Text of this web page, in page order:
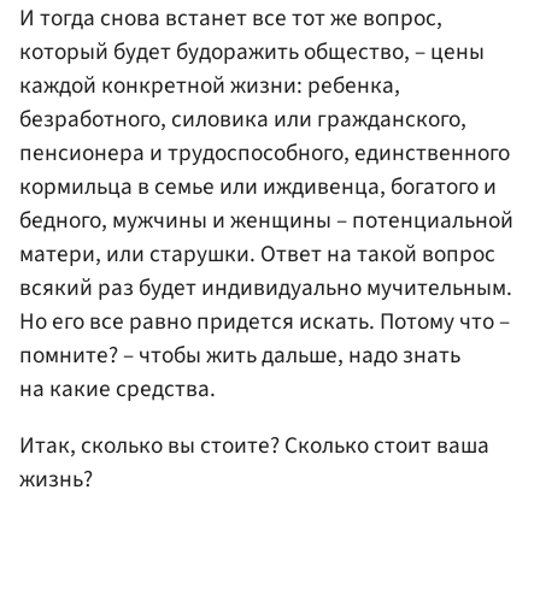
И тогда снова встанет все тот же вопрос,
который будет будоражить общество, – цены
каждой конкретной жизни: ребенка,
безработного, силовика или гражданского,
пенсионера и трудоспособного, единственного
кормильца в семье или иждивенца, богатого и
бедного, мужчины и женщины – потенциальной
матери, или старушки. Ответ на такой вопрос
всякий раз будет индивидуально мучительным.
Но его все равно придется искать. Потому что –
помните? – чтобы жить дальше, надо знать
на какие средства.
Итак, сколько вы стоите? Сколько стоит ваша
жизнь?